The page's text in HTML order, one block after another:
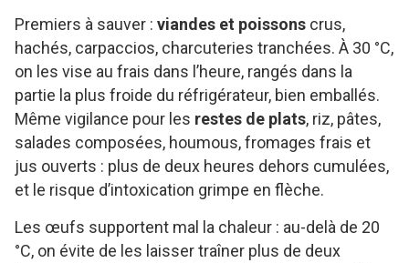
Premiers à sauver : viandes et poissons crus,
hachés, carpaccios, charcuteries tranchées. À 30 °C,
on les vise au frais dans l’heure, rangés dans la
partie la plus froide du réfrigérateur, bien emballés.
Même vigilance pour les restes de plats, riz, pâtes,
salades composées, houmous, fromages frais et
jus ouverts : plus de deux heures dehors cumulées,
et le risque d’intoxication grimpe en flèche.
Les œufs supportent mal la chaleur : au-delà de 20
°C, on évite de les laisser traîner plus de deux